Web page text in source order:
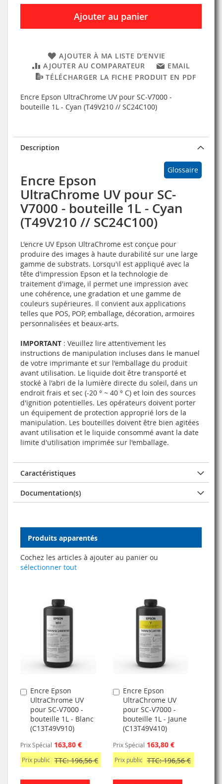
Ajouter au panier
AJOUTER À MA LISTE D’ENVIE
AJOUTER AU COMPARATEUR
EMAIL
TÉLÉCHARGER LA FICHE PRODUIT EN PDF
Encre Epson UltraChrome UV pour SC-V7000 -
bouteille 1L - Cyan (T49V210 // SC24C100)
Description
Glossaire
Encre Epson
UltraChrome UV pour SC-
V7000 - bouteille 1L - Cyan
(T49V210 // SC24C100)
L'encre UV Epson UltraChrome est conçue pour
produire des images à haute durabilité sur une large
gamme de substrats. Lorsqu'il est appliqué avec la
tête d'impression Epson et la technologie de
traitement d'image, il permet une impression avec
une cohérence, une gradation et une gamme de
couleurs supérieures. Il convient aux applications
telles que POS, POP, emballage, décoration, armoires
personnalisées et beaux-arts.
IMPORTANT : Veuillez lire attentivement les
instructions de manipulation incluses dans le manuel
de votre imprimante et sur l'emballage du produit
avant utilisation. Le liquide doit être transporté et
stocké à l'abri de la lumière directe du soleil, dans un
endroit frais et sec (-20 ° ~ 40 ° C) et loin des sources
d'ignition potentielles. Les opérateurs doivent porter
un équipement de protection approprié lors de la
manipulation. Les bouteilles doivent être bien agitées
avant utilisation et le liquide consommé avant la date
limite d'utilisation imprimée sur l'emballage.
Caractéristiques
Documentation(s)
Produits apparentés
Cochez les articles à ajouter au panier ou
sélectionner tout
Encre Epson
UltraChrome UV
pour SC-V7000 -
bouteille 1L - Blanc
(C13T49V910)
Prix Spécial 163,80 €
Prix public TTC: 196,56 €
Ajouter
au
panier
Encre Epson
UltraChrome UV
pour SC-V7000 -
bouteille 1L - Jaune
(C13T49V410)
Prix Spécial 163,80 €
Prix public TTC: 196,56 €
Ajouter
au
panier